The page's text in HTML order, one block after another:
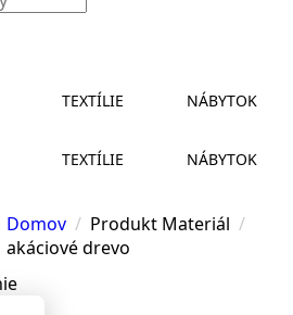
TEXTÍLIE NÁBYTOK
TEXTÍLIE NÁBYTOK
Domov
Produkt Materiál
akáciové drevo